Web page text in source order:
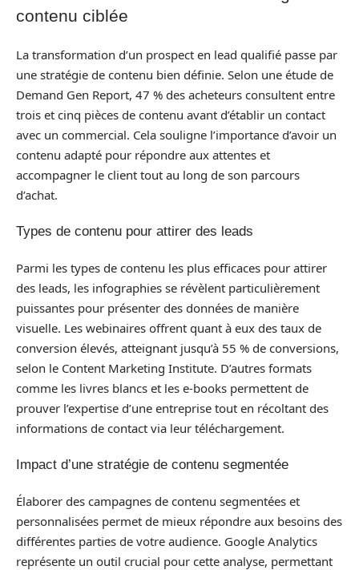
contenu ciblée
La transformation d’un prospect en lead qualifié passe par
une stratégie de contenu bien définie. Selon une étude de
Demand Gen Report, 47 % des acheteurs consultent entre
trois et cinq pièces de contenu avant d’établir un contact
avec un commercial. Cela souligne l’importance d’avoir un
contenu adapté pour répondre aux attentes et
accompagner le client tout au long de son parcours
d’achat.
Types de contenu pour attirer des leads
Parmi les types de contenu les plus efficaces pour attirer
des leads, les infographies se révèlent particulièrement
puissantes pour présenter des données de manière
visuelle. Les webinaires offrent quant à eux des taux de
conversion élevés, atteignant jusqu’à 55 % de conversions,
selon le Content Marketing Institute. D’autres formats
comme les livres blancs et les e-books permettent de
prouver l’expertise d’une entreprise tout en récoltant des
informations de contact via leur téléchargement.
Impact d’une stratégie de contenu segmentée
Élaborer des campagnes de contenu segmentées et
personnalisées permet de mieux répondre aux besoins des
différentes parties de votre audience. Google Analytics
représente un outil crucial pour cette analyse, permettant